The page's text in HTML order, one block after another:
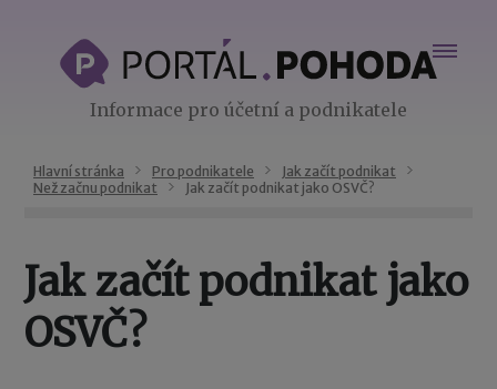
Informace pro účetní a podnikatele
Hlavní stránka Pro podnikatele
Jak začít podnikat
Než začnu podnikat
Jak začít podnikat jako OSVČ?
Jak začít podnikat jako
OSVČ?